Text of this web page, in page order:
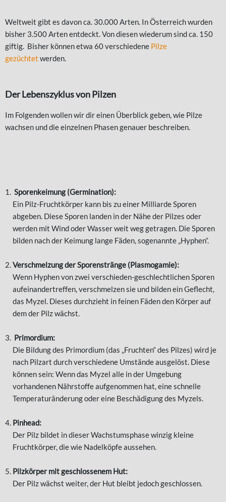
Weltweit gibt es davon ca. 30.000 Arten. In Österreich wurden
bisher 3.500 Arten entdeckt. Von diesen wiederum sind ca. 150
giftig. Bisher können etwa 60 verschiedene Pilze
gezüchtet werden.
Der Lebenszyklus von Pilzen
Im Folgenden wollen wir dir einen Überblick geben, wie Pilze
wachsen und die einzelnen Phasen genauer beschreiben.
Sporenkeimung (Germination):
Ein Pilz-Fruchtkörper kann bis zu einer Milliarde Sporen
abgeben. Diese Sporen landen in der Nähe der Pilzes oder
werden mit Wind oder Wasser weit weg getragen. Die Sporen
bilden nach der Keimung lange Fäden, sogenannte „Hyphen“.
Verschmelzung der Sporenstränge (Plasmogamie):
Wenn Hyphen von zwei verschieden-geschlechtlichen Sporen
aufeinandertreffen, verschmelzen sie und bilden ein Geflecht,
das Myzel. Dieses durchzieht in feinen Fäden den Körper auf
dem der Pilz wächst.
Primordium:
Die Bildung des Primordium (das „Fruchten“ des Pilzes) wird je
nach Pilzart durch verschiedene Umstände ausgelöst. Diese
können sein: Wenn das Myzel alle in der Umgebung
vorhandenen Nährstoffe aufgenommen hat, eine schnelle
Temperaturänderung oder eine Beschädigung des Myzels.
Pinhead:
Der Pilz bildet in dieser Wachstumsphase winzig kleine
Fruchtkörper, die wie Nadelköpfe aussehen.
Pilzkörper mit geschlossenem Hut:
Der Pilz wächst weiter, der Hut bleibt jedoch geschlossen.